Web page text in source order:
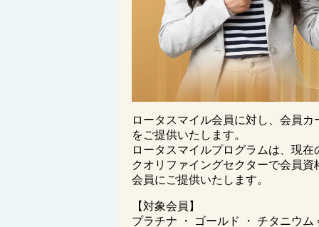
ロータスマイル会員に対し、会員
をご提供いたします。
ロータスマイルプログラムは、現
クオリファイングセクターで会員
会員にご提供いたします。
【対象会員】
プラチナ ・ ゴールド ・ チタニウム